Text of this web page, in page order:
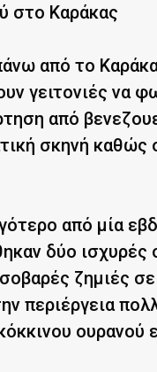
στο Καράκας
από το
γειτονιές να
από
σκηνή καθώς
από μία
δύο ισχυρές
ζημιές
περιέργεια